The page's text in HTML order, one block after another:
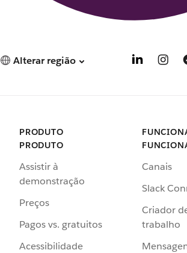
Alterar região
PRODUTO
PRODUTO
Assistir à
demonstração
Preços
Pagos vs. gratuitos
Acessibilidade
Canais
Slack
Criador
trabalho